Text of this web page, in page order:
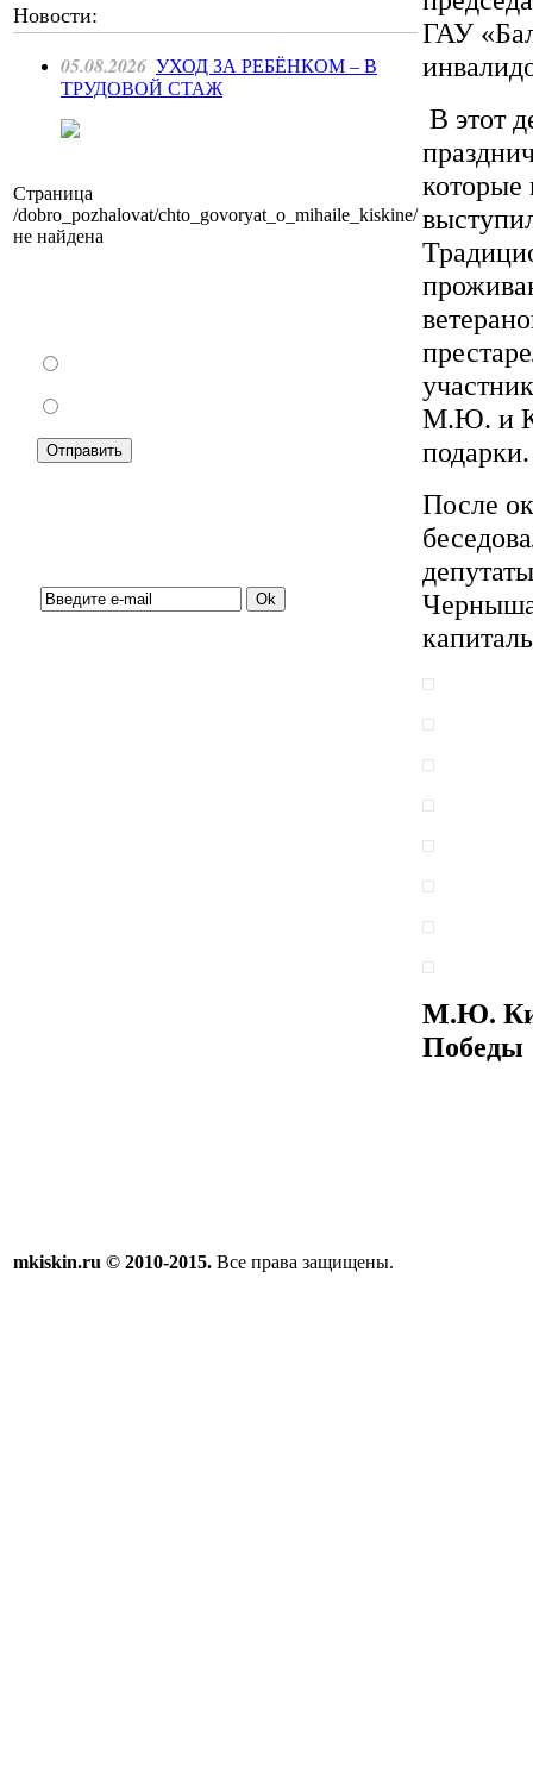
Новости:
05.08.2026 УХОД ЗА РЕБЁНКОМ – В
ТРУДОВОЙ СТАЖ
Страница
/dobro_pozhalovat/chto_govoryat_o_mihaile_kiskine/
не найдена
ГАУ
В этот
М.Ю. и
подарки.
После
М.Ю.
Победы
mkiskin.ru © 2010-2015. Все права защищены.